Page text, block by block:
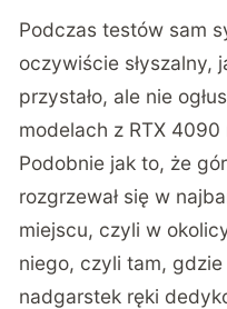
Podczas testów sam
oczywiście słyszalny,
przystało, ale nie
modelach z RTX 4090
Podobnie jak to, że
rozgrzewał się w
miejscu, czyli w
niego, czyli tam,
nadgarstek ręki